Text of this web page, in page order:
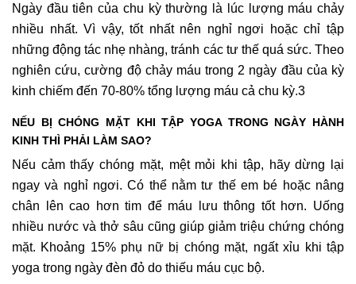
Ngày đầu tiên của chu kỳ thường là lúc lượng máu chảy
nhiều nhất. Vì vậy, tốt nhất nên nghỉ ngơi hoặc chỉ tập
những động tác nhẹ nhàng, tránh các tư thế quá sức. Theo
nghiên cứu, cường độ chảy máu trong 2 ngày đầu của kỳ
kinh chiếm đến 70-80% tổng lượng máu cả chu kỳ.3
NẾU BỊ CHÓNG MẶT KHI TẬP YOGA TRONG NGÀY HÀNH
KINH THÌ PHẢI LÀM SAO?
Nếu cảm thấy chóng mặt, mệt mỏi khi tập, hãy dừng lại
ngay và nghỉ ngơi. Có thể nằm tư thế em bé hoặc nâng
chân lên cao hơn tim để máu lưu thông tốt hơn. Uống
nhiều nước và thở sâu cũng giúp giảm triệu chứng chóng
mặt. Khoảng 15% phụ nữ bị chóng mặt, ngất xỉu khi tập
yoga trong ngày đèn đỏ do thiếu máu cục bộ.